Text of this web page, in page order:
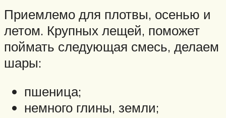
Приемлемо для плотвы, осенью и
летом. Крупных лещей, поможет
поймать следующая смесь, делаем
шары:
пшеница;
немного глины, земли;